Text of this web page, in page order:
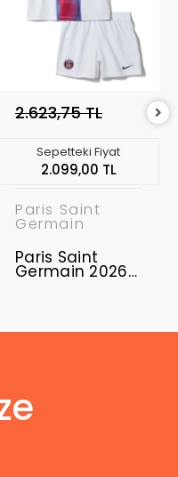
2.623,75 TL
Sepetteki Fiyat
2.099,00 TL
Paris Saint
Germain
Paris Saint
Germain 2026-